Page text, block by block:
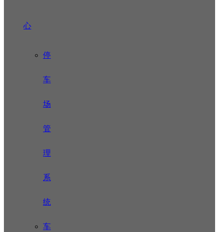
心
停
车
场
管
理
系
统
车